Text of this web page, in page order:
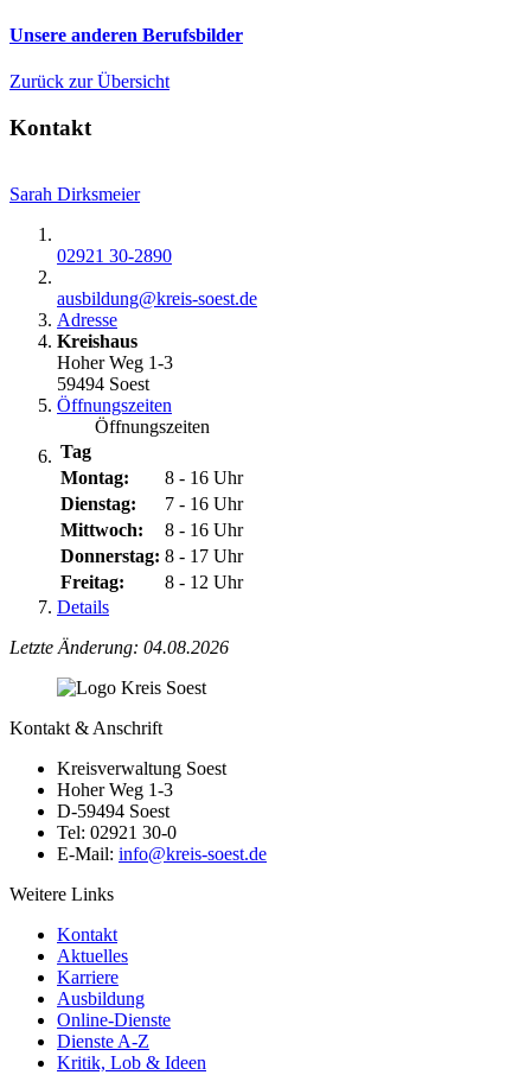
Unsere anderen Berufsbilder
Zurück zur Übersicht
Kontakt
Sarah Dirksmeier
02921 30-2890
ausbildung@​kreis-soest.de
Adresse
Kreishaus
Hoher Weg 1-3
59494 Soest
Öffnungszeiten
Öffnungszeiten
Tag
Montag:
8 - 16 Uhr
Dienstag:
7 - 16 Uhr
Mittwoch:
8 - 16 Uhr
Donnerstag: 8 - 17 Uhr
Freitag:
8 - 12 Uhr
Details
Letzte Änderung: 04.08.2026
Kontakt & Anschrift
Kreisverwaltung Soest
Hoher Weg 1-3
D-59494 Soest
Tel: 02921 30-0
E-Mail: info@​kreis-soest.de
Weitere Links
Kontakt
Aktuelles
Karriere
Ausbildung
Online-Dienste
Dienste A-Z
Kritik, Lob & Ideen